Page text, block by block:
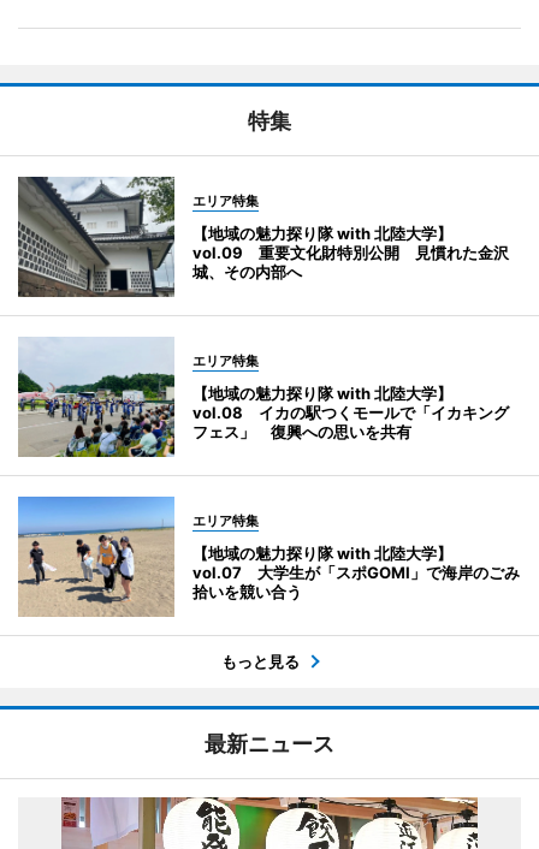
特集
エリア特集
【地域の魅力探り隊 with 北陸大学】
vol.09 重要文化財特別公開 見慣れた金沢
城、その内部へ
エリア特集
【地域の魅力探り隊 with 北陸大学】
vol.08 イカの駅つくモールで「イカキング
フェス」 復興への思いを共有
エリア特集
【地域の魅力探り隊 with 北陸大学】
vol.07 大学生が「スポGOMI」で海岸のごみ
拾いを競い合う
もっと見る
最新ニュース